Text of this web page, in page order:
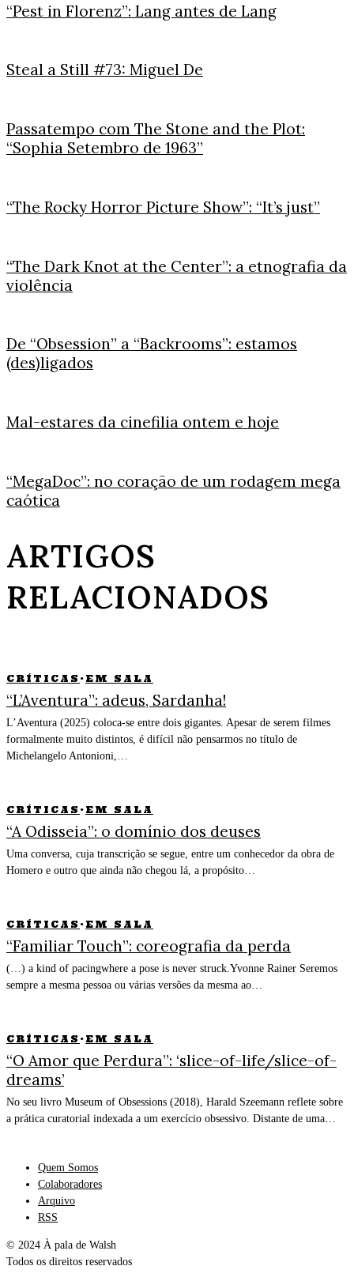
“Pest in Florenz”: Lang antes de Lang
Steal a Still #73: Miguel De
Passatempo com The Stone and the Plot:
“Sophia Setembro de 1963”
“The Rocky Horror Picture Show”: “It’s just”
“The Dark Knot at the Center”: a etnografia da
violência
De “Obsession” a “Backrooms”: estamos
(des)ligados
Mal-estares da cinefilia ontem e hoje
“MegaDoc”: no coração de um rodagem mega
caótica
ARTIGOS
RELACIONADOS
CRÍTICAS · EM SALA
“L’Aventura”: adeus, Sardanha!
L’Aventura (2025) coloca-se entre dois gigantes. Apesar de serem filmes
formalmente muito distintos, é difícil não pensarmos no título de
Michelangelo Antonioni,…
CRÍTICAS · EM SALA
“A Odisseia”: o domínio dos deuses
Uma conversa, cuja transcrição se segue, entre um conhecedor da obra de
Homero e outro que ainda não chegou lá, a propósito…
CRÍTICAS · EM SALA
“Familiar Touch”: coreografia da perda
(…) a kind of pacingwhere a pose is never struck.Yvonne Rainer Seremos
sempre a mesma pessoa ou várias versões da mesma ao…
CRÍTICAS · EM SALA
“O Amor que Perdura”: ‘slice-of-life/slice-of-
dreams’
No seu livro Museum of Obsessions (2018), Harald Szeemann reflete sobre
a prática curatorial indexada a um exercício obsessivo. Distante de uma…
Quem Somos
Colaboradores
Arquivo
RSS
© 2024 À pala de Walsh
Todos os direitos reservados